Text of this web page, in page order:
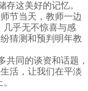
这美好的记忆。
节当天，教师一边
几乎无不惊喜与感
猜测和预判明年教
同的谈资和话题，
活，让我们在平淡